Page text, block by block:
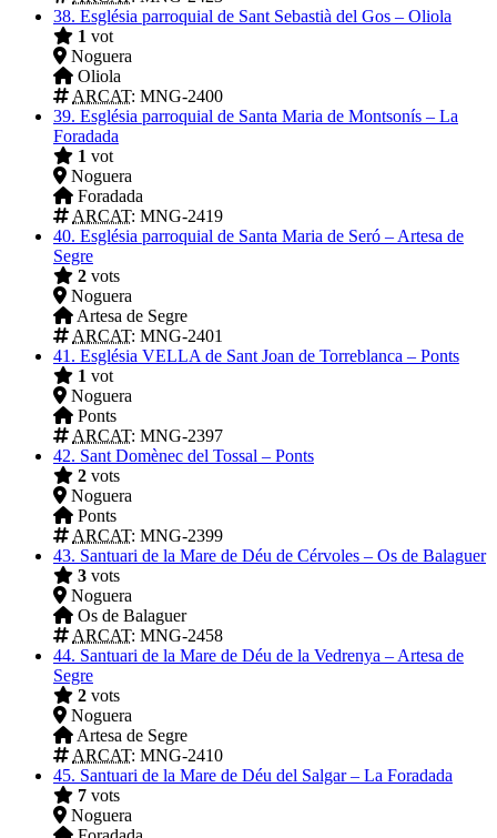
38. Església parroquial de Sant Sebastià del Gos – Oliola
1 vot
Noguera
Oliola
ARCAT: MNG-2400
39. Església parroquial de Santa Maria de Montsonís – La
Foradada
1 vot
Noguera
Foradada
ARCAT: MNG-2419
40. Església parroquial de Santa Maria de Seró – Artesa de
Segre
2 vots
Noguera
Artesa de Segre
ARCAT: MNG-2401
41. Església VELLA de Sant Joan de Torreblanca – Ponts
1 vot
Noguera
Ponts
ARCAT: MNG-2397
42. Sant Domènec del Tossal – Ponts
2 vots
Noguera
Ponts
ARCAT: MNG-2399
43. Santuari de la Mare de Déu de Cérvoles – Os de Balaguer
3 vots
Noguera
Os de Balaguer
ARCAT: MNG-2458
44. Santuari de la Mare de Déu de la Vedrenya – Artesa de
Segre
2 vots
Noguera
Artesa de Segre
ARCAT: MNG-2410
45. Santuari de la Mare de Déu del Salgar – La Foradada
7 vots
Noguera